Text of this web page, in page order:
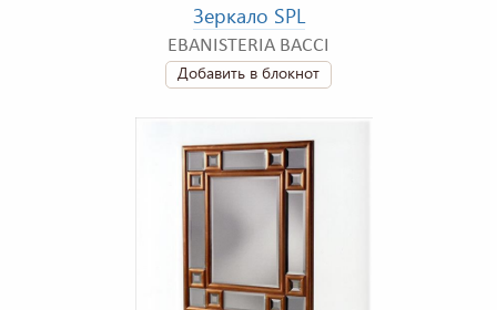
Зеркало SPL
EBANISTERIA BACCI
Добавить в блокнот